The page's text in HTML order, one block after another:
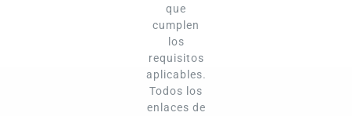
que
cumplen
los
requisitos
aplicables.
Todos los
enlaces de